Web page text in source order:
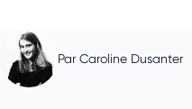
Par Caroline Dusanter